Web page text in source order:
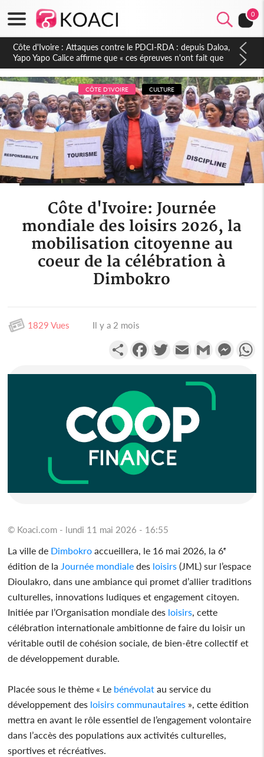
0
Côte d'Ivoire : Le Colonel-Major Fofié Kouakou est décédé,
l'armée perd une figure de la 2e Région militaire
CÔTE D'IVOIRE CULTURE
Côte d'Ivoire: Journée
mondiale des loisirs 2026, la
mobilisation citoyenne au
coeur de la célébration à
Dimbokro
1829 Vues Il y a 2 mois
PartagerFacebookTwitterEmail Gmail
© Koaci.com - lundi 11 mai 2026 - 16:55
La ville de Dimbokro accueillera, le 16 mai 2026, la 6ᵉ
édition de la Journée mondiale des loisirs (JML) sur l’espace
Dioulakro, dans une ambiance qui promet d’allier traditions
culturelles, innovations ludiques et engagement citoyen.
Initiée par l’Organisation mondiale des loisirs , cette
célébration internationale ambitionne de faire du loisir un
véritable outil de cohésion sociale, de bien-être collectif et
de développement durable.
Placée sous le thème « Le bénévolat au service du
développement des loisirs communautaires », cette édition
mettra en avant le rôle essentiel de l’engagement volontaire
dans l’accès des populations aux activités culturelles,
sportives et récréatives.